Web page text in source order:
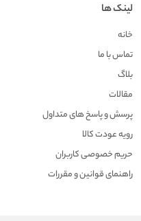
لینک ها
خانه
تماس با ما
بلاگ
مقالات
پرسش و پاسخ های متداول
رویه عودت کالا
حریم خصوصی کاربران
راهنمای قوانین و مقررات